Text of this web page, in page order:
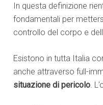
In questa definizione
fondamentali per
controllo del corpo e
Esistono in tutta Italia
anche attraverso full-
situazione di pericolo.